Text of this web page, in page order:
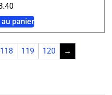
panier
118 119 120 →